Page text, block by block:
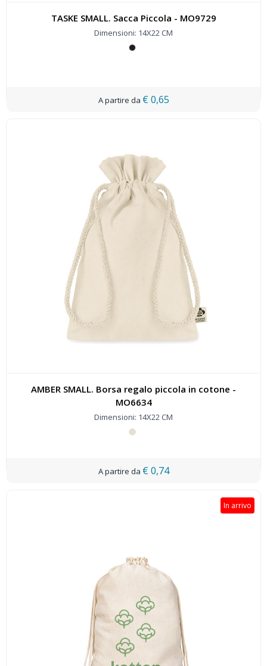
TASKE SMALL. Sacca Piccola - MO9729
Dimensioni: 14X22 CM
€ 0,65
AMBER SMALL. Borsa regalo piccola in cotone -
MO6634
Dimensioni: 14X22 CM
€ 0,74
In arrivo